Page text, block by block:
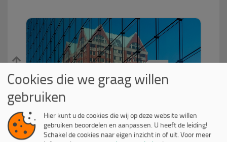
Cookies die we graag willen
gebruiken
Hier kunt u de cookies die wij op deze website willen
gebruiken beoordelen en aanpassen. U heeft de leiding!
Schakel de cookies naar eigen inzicht in of uit. Voor meer